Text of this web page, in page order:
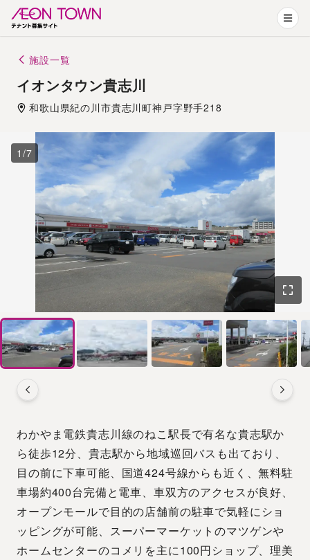
施設一覧
イオンタウン貴志川
和歌山県紀の川市貴志川町神戸字野手218
1 /7
わかやま電鉄貴志川線のねこ駅長で有名な貴志駅か
ら徒歩12分、貴志駅から地域巡回バスも出ており、
目の前に下車可能、国道424号線からも近く、無料駐
車場約400台完備と電車、車双方のアクセスが良好、
オープンモールで目的の店舗前の駐車で気軽にショ
ッピングが可能、スーパーマーケットのマツゲンや
ホームセンターのコメリを主に100円ショップ、理美